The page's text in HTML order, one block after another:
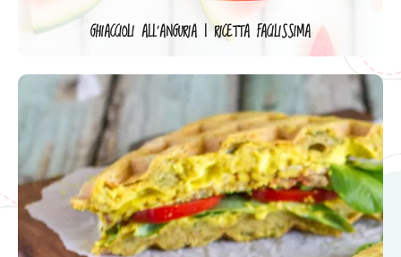
GHIACCIOLI ALL’ANGURIA | RICETTA FACILISSIMA